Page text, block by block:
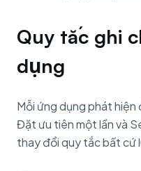
Quy tắc ghi
dụng
Mỗi ứng dụng phát
Đặt ưu tiên một lần và
thay đổi quy tắc bất cứ